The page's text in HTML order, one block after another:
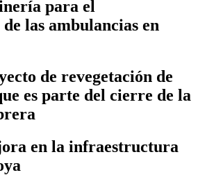
para el
las ambulancias en
de revegetación de
es parte del cierre de la
en la infraestructura